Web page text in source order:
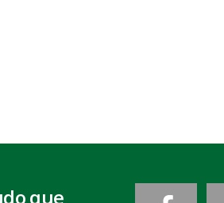
que